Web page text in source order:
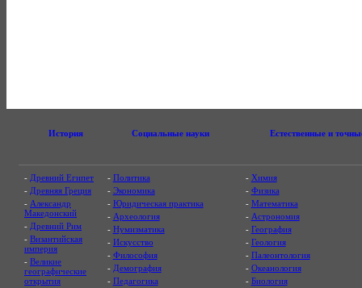
История Социальные науки Естественные и
- Древний Египет
- Древняя Греция
- Александр
Македонский
- Древний Рим
- Византийская
империя
- Великие
географические
открытия
- Политика
- Экономика
- Юридическая практика
- Археология
- Нумизматика
- Искусство
- Философия
- Демография
- Педагогика
- Химия
- Физика
- Математика
- Астрономия
- География
- Геология
- Палеонтология
- Океанология
- Биология